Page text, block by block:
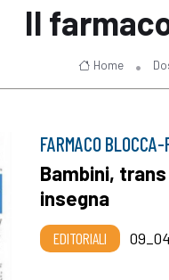
Il
Home
FARMACO
Bambini,
insegna
EDITORIALI